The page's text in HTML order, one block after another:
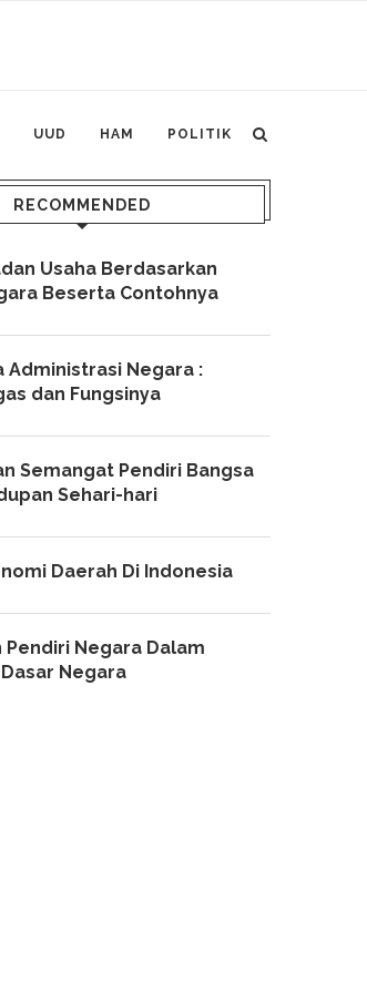
UUD HAM POLITIK
RECOMMENDED
Usaha Berdasarkan
Beserta Contohnya
Administrasi Negara :
dan Fungsinya
Semangat Pendiri Bangsa
Sehari-hari
Daerah Di Indonesia
Pendiri Negara Dalam
Negara